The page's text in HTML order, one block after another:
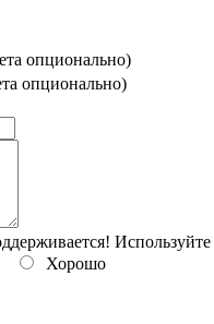
опционально)
опционально)
Хорошо